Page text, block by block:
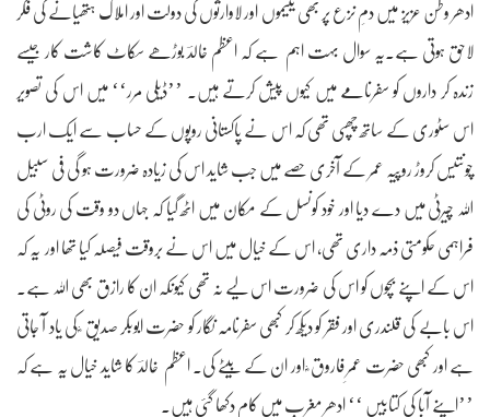
ادھر وطن عزیز میں دمِ نزع پر بھی یتیموں اور لاوارثوں کی دولت اور املاک ہتھیانے کی فکر
لاحق ہوتی ہے۔یہ سوال بہت اہم ہے کہ اعظم خالدؔ بوڑھے سکاٹ کاشت کار جیسے
زندہ کر داروں کو سفرنامے میں کیوں پیش کرتے ہیں۔ ’’ڈیلی مرر‘‘ میں اس کی تصویر
اس سٹوری کے ساتھ چھپی تھی کہ اس نے پاکستانی روپوں کے حساب سے ایک ارب
چونتیس کروڑ روپیہ عمر کے آخری حصے میں جب شاید اس کی زیادہ ضرورت ہو گی فی سبیل
اللہ چیرٹی میں دے دیا اور خود کونسل کے مکان میں اٹھ گیا کہ جہاں دو وقت کی روٹی کی
فراہمی حکومتی ذمہ داری تھی، اس کے خیال میں اس نے بروقت فیصلہ کیا تھا اور یہ کہ
اس کے اپنے بچوں کو اس کی ضرورت اس لیے نہ تھی کیونکہ ان کا رازق بھی اللہ ہے۔
اس بابے کی قلندری اور فقر کو دیکھ کر کبھی سفرنامہ نگار کو حضرت ابوبکر صدیق ؓ کی یاد آ جاتی
ہے اور کبھی حضرت عمرِ فاروق ؓ اور ان کے بیٹے کی۔ اعظم خالدؔ کا شاید خیال یہ ہے کہ
’’اپنے آبا کی کتابیں ‘‘ ادھر مغرب میں کام دکھا گئی ہیں۔